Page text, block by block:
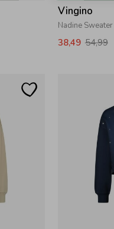
Vingino
Nadine
38,49 54,99